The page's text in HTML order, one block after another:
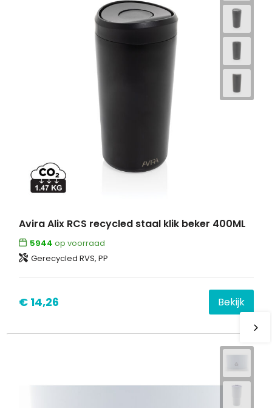
Avira Alix RCS recycled staal klik beker 400ML
5944 op voorraad
Gerecycled RVS, PP
€ 14,26 Bekijk